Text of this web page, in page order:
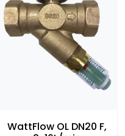
WattFlow OL DN20 F,